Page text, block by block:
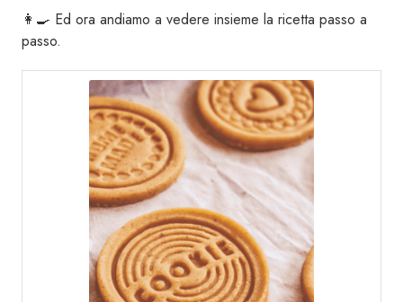
👩‍🍳 Ed ora andiamo a vedere insieme la ricetta passo a
passo.